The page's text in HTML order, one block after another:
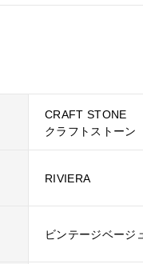
CRAFT STONE
クラフトストーン
RIVIERA
ビンテージベージ